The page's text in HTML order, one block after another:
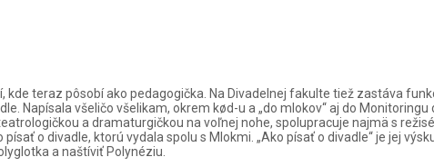
teraz pôsobí ako pedagogička. Na Divadelnej fakulte tiež zastáva
Napísala všeličo všelikam, okrem kød-u a „do mlokov“ aj do
a dramaturgičkou na voľnej nohe, spolupracuje najmä s
o divadle, ktorú vydala spolu s Mlokmi. „Ako písať o divadle“ je jej
a naštíviť Polynéziu.